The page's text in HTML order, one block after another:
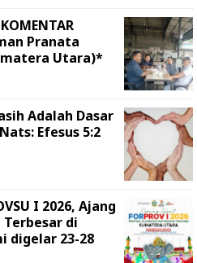
Pranata
Utara)*
Adalah Dasar
Efesus 5:2
I 2026, Ajang
di
digelar 23-28